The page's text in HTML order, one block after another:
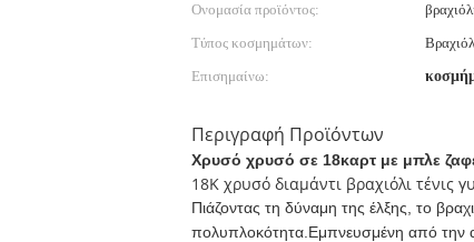
Ονομασία προϊόντος:
Τύπος κοσμημάτων:
Επισημαίνω:
Περιγραφή Προϊόντων
Χρυσό χρυσό σε 18καρτ με μπλε
18K χρυσό διαμάντι βραχιόλι τένις
Πιάζοντας τη δύναμη της έλξης, το
πολυπλοκότητα.Εμπνευσμένη από την